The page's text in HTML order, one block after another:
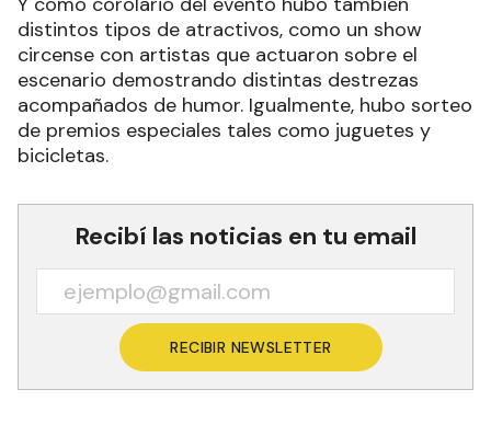
distintos tipos de atractivos, como un show
circense con artistas que actuaron sobre el
escenario demostrando distintas destrezas
acompañados de humor. Igualmente, hubo sorteo
de premios especiales tales como juguetes y
bicicletas.
Recibí las noticias en tu email
RECIBIR NEWSLETTER